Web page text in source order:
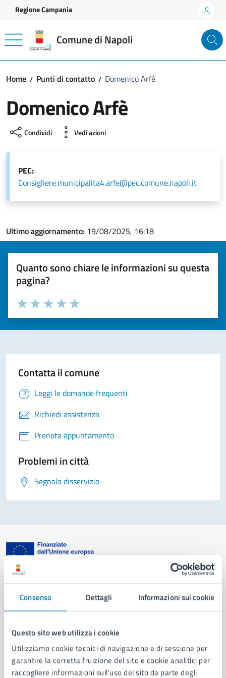
Consenso Dettagli Informazioni sui cookie
Questo sito web utilizza i cookie
Utilizziamo cookie tecnici di navigazione e di sessione per
garantire la corretta fruizione del sito e cookie analitici per
raccogliere informazioni sull'uso del sito da parte degli
Vai ai contenuti
Vai al footer
Regione Campania
Comune di Napoli
Home Punti di contatto Domenico Arfè
Domenico Arfè
Condividi Vedi azioni
PEC:
Consigliere.municipalita4.arfe@pec.comune.napoli.it
Ultimo aggiornamento: 19/08/2025, 16:18
Quanto sono chiare le informazioni su questa
pagina?
Valuta la chiarezza delle informazioni (da 1 a 5 stelle)
Seleziona il numero di stelle per valutare la chiarezza delle
Valuta 5 stelle su 5
Valuta 4 stelle su 5
Valuta 3 stelle su 5
Valuta 2 stelle su 5
Valuta 1 stelle su 5
Contatta il comune
Leggi le domande frequenti
Richiedi assistenza
Prenota appuntamento
Problemi in città
Segnala disservizio
AMMINISTRAZIONE
Organi di governo
Municipalità
Uffici
Enti e fondazioni